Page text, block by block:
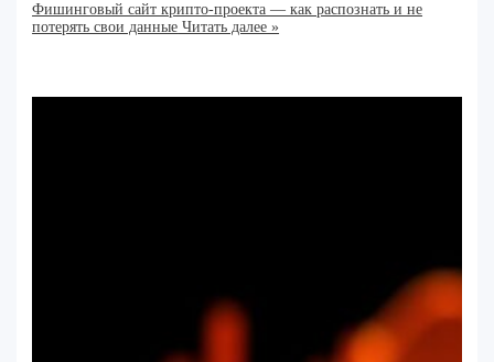
Фишинговый сайт крипто-проекта — как распознать и не
потерять свои данные Читать далее »